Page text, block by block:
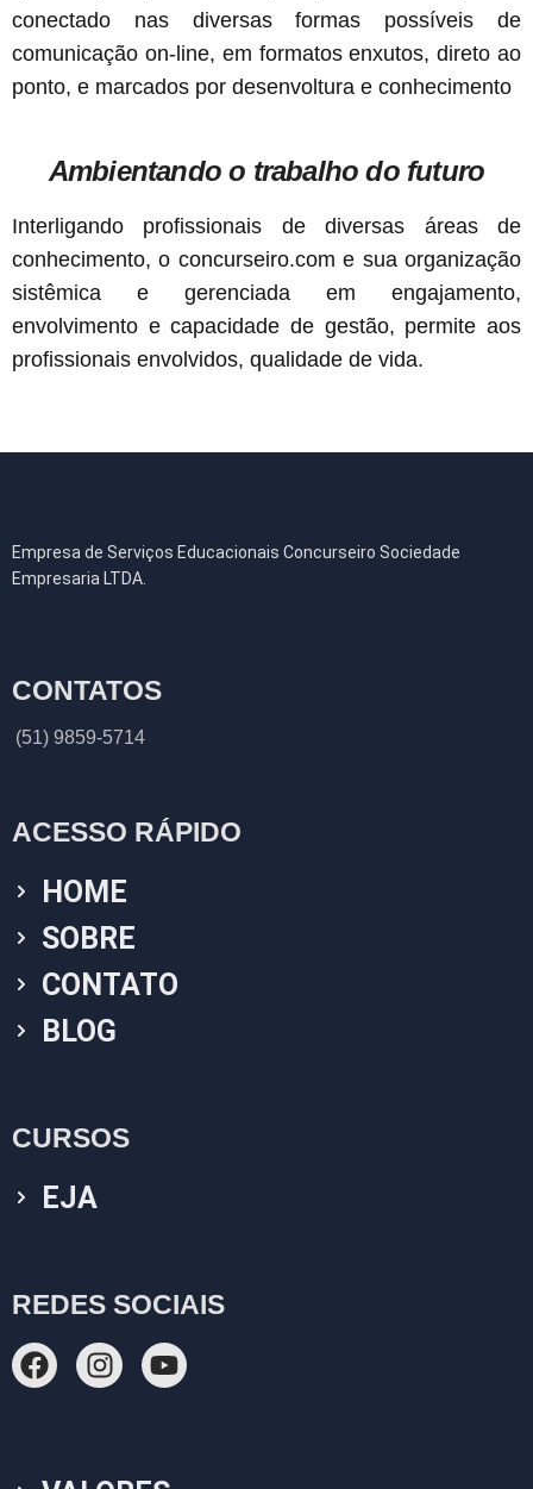
conectado nas diversas formas possíveis de
comunicação on-line, em formatos enxutos, direto ao
ponto, e marcados por desenvoltura e conhecimento
Ambientando o trabalho do futuro
Interligando profissionais de diversas áreas de
conhecimento, o concurseiro.com e sua organização
sistêmica e gerenciada em engajamento,
envolvimento e capacidade de gestão, permite aos
profissionais envolvidos, qualidade de vida.
Empresa de Serviços Educacionais Concurseiro Sociedade
Empresaria LTDA.
CONTATOS
(51) 9859-5714
ACESSO RÁPIDO
HOME
SOBRE
CONTATO
BLOG
CURSOS
EJA
REDES SOCIAIS